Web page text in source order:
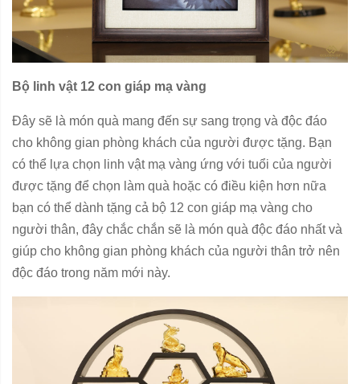
Bộ linh vật 12 con giáp mạ vàng
Đây sẽ là món quà mang đến sự sang trọng và độc đáo
cho không gian phòng khách của người được tặng. Bạn
có thể lựa chọn linh vật mạ vàng ứng với tuổi của người
được tặng để chọn làm quà hoặc có điều kiện hơn nữa
bạn có thể dành tặng cả bộ 12 con giáp mạ vàng cho
người thân, đây chắc chắn sẽ là món quà độc đáo nhất và
giúp cho không gian phòng khách của người thân trở nên
độc đáo trong năm mới này.